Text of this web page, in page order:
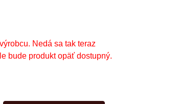
Nedá sa tak teraz
bude produkt opäť dostupný.